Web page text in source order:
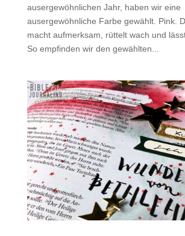
ausergewöhnlichen Jahr, haben wir eine
ausergewöhnliche Farbe gewählt. Pink.
macht aufmerksam, rüttelt wach und
So empfinden wir den gewählten...